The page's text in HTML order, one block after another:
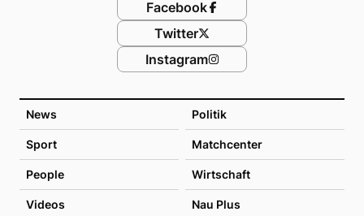
News Politik
Sport Matchcenter
People Wirtschaft
Videos Nau Plus
Facebook
Twitter
Instagram